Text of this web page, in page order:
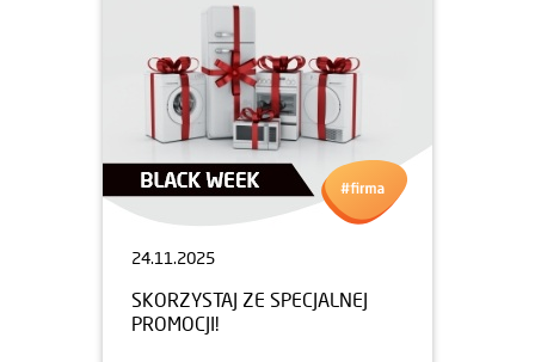
24.11.2025
SKORZYSTAJ ZE SPECJALNEJ
PROMOCJI!